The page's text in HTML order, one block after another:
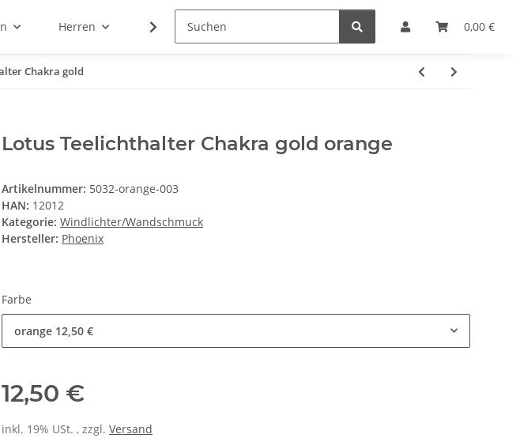
0,00 €
Herren Sale Hersteller
Chakra gold
Lotus Teelichthalter Chakra gold orange
Artikelnummer: 5032-orange-003
HAN: 12012
Kategorie: Windlichter/Wandschmuck
Hersteller: Phoenix
Farbe
orange 12,50 €
12,50 €
inkl. 19% USt. , zzgl. Versand